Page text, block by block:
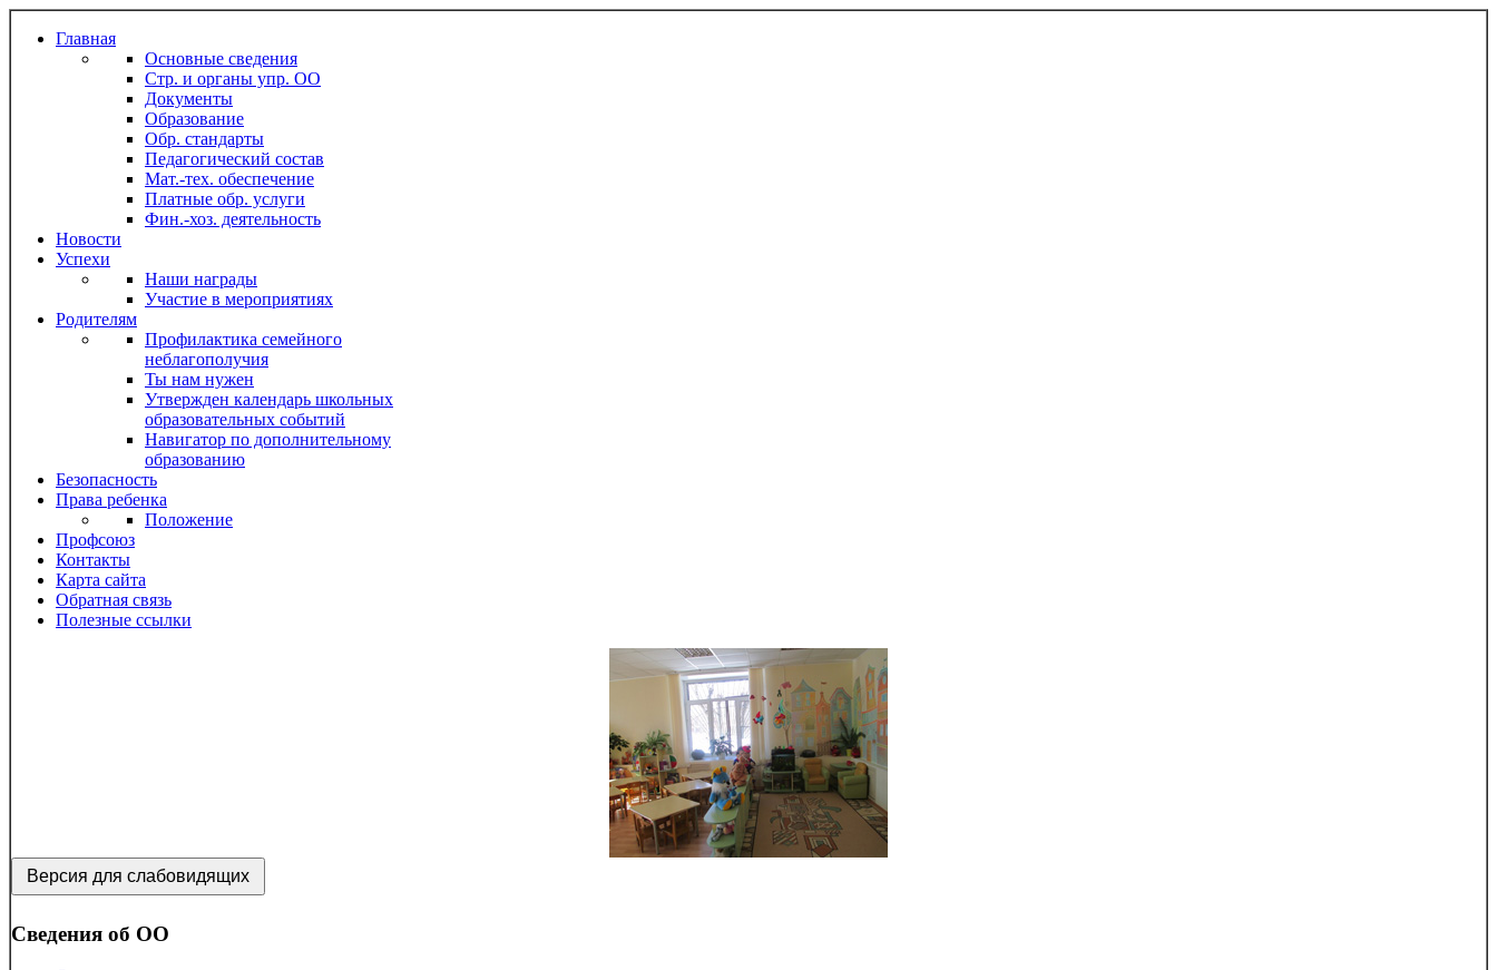
Главная
Основные сведения
Стр. и органы упр. ОО
Документы
Образование
Обр. стандарты
Педагогический состав
Мат.-тех. обеспечение
Платные обр. услуги
Фин.-хоз. деятельность
Новости
Успехи
Наши награды
Участие в мероприятиях
Родителям
Профилактика семейного
неблагополучия
Ты нам нужен
Утвержден календарь школьных
образовательных событий
Навигатор по дополнительному
образованию
Безопасность
Права ребенка
Положение
Профсоюз
Контакты
Карта сайта
Обратная связь
Полезные ссылки
Версия для слабовидящих
Сведения об ОО